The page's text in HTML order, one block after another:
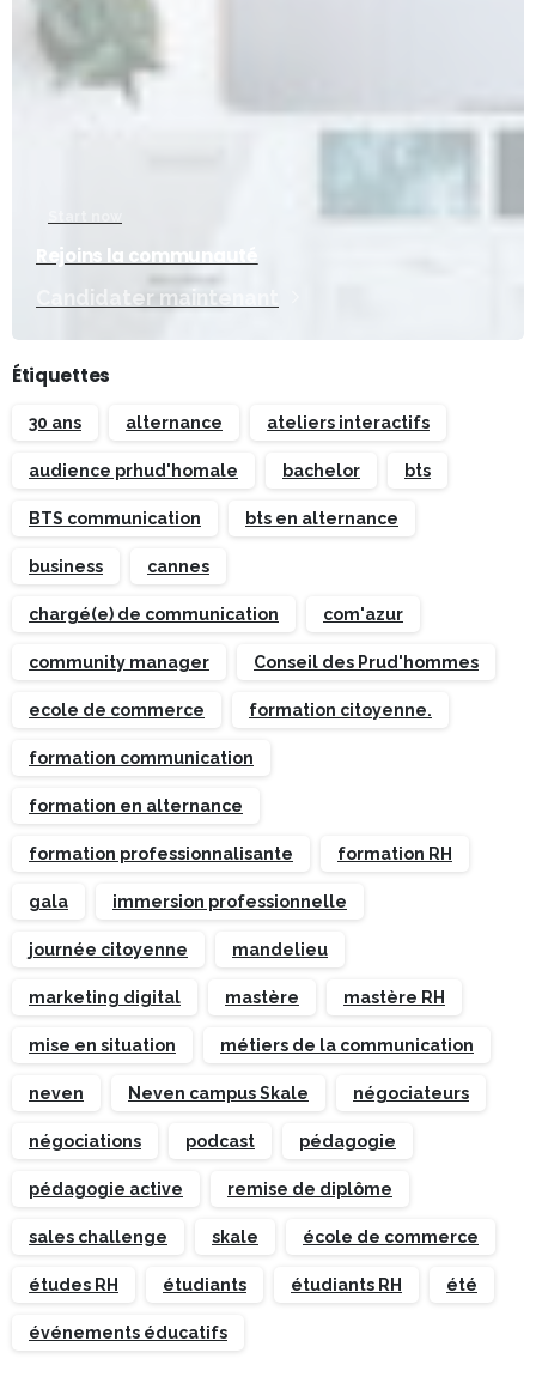
Rejoins la communauté
Candidater maintenant
Étiquettes
30 ans alternance ateliers interactifs
audience prhud'homale bachelor bts
BTS communication bts en alternance
business cannes
chargé(e) de communication com'azur
community manager Conseil des Prud'hommes
ecole de commerce formation citoyenne.
formation communication
formation en alternance
formation professionnalisante formation RH
gala immersion professionnelle
journée citoyenne mandelieu
marketing digital mastère mastère RH
mise en situation métiers de la communication
neven Neven campus Skale négociateurs
négociations podcast pédagogie
pédagogie active remise de diplôme
sales challenge skale école de commerce
études RH étudiants étudiants RH été
événements éducatifs